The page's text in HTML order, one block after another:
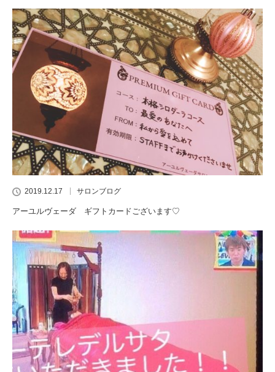
2019.12.17 サロンブログ
アーユルヴェーダ ギフトカードございます♡